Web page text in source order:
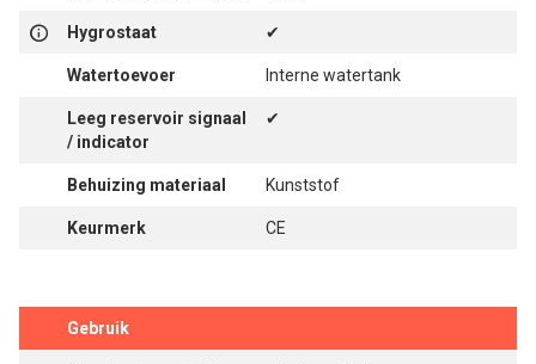
Hygrostaat ✔
Watertoevoer Interne watertank
Leeg reservoir signaal
/ indicator
✔
Behuizing materiaal Kunststof
Keurmerk CE
Gebruik